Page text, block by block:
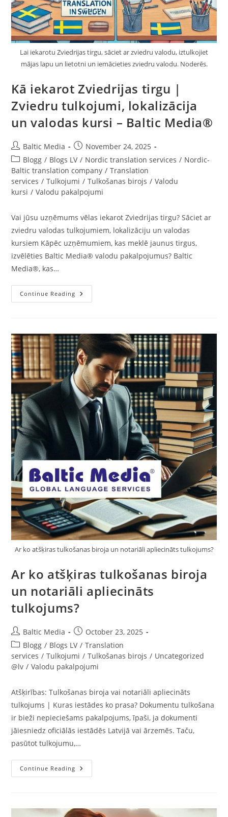
Lai iekarotu Zviedrijas tirgu, sāciet ar zviedru valodu, iztulkojiet
mājas lapu un lietotni un iemācieties zviedru valodu. Noderēs.
Kā iekarot Zviedrijas tirgu |
Zviedru tulkojumi, lokalizācija
un valodas kursi – Baltic Media®
Post
author:
Baltic Media
Post
published:
November 24, 2025
Post
category:
Blogg / Blogs LV / Nordic translation services / Nordic-
Baltic translation company / Translation
services / Tulkojumi / Tulkošanas birojs / Valodu
kursi / Valodu pakalpojumi
Vai jūsu uzņēmums vēlas iekarot Zviedrijas tirgu? Sāciet ar
zviedru valodas tulkojumiem, lokalizāciju un valodas
kursiem Kāpēc uzņēmumiem, kas meklē jaunus tirgus,
izvēlēties Baltic Media® valodu pakalpojumus? Baltic
Media®, kas…
Continue Reading Kā
Iekarot
Tulkojumi,
Lokalizācija
Un
Valodas
Kursi
–
Baltic
Media®
Ar ko atšķiras tulkošanas biroja un notariāli apliecināts tulkojums?
Ar ko atšķiras tulkošanas biroja
un notariāli apliecināts
tulkojums?
Post
author:
Baltic Media
Post
published:
October 23, 2025
Post
category:
Blogg / Blogs LV / Translation
services / Tulkojumi / Tulkošanas birojs / Uncategorized
@lv / Valodu pakalpojumi
Atšķirības: Tulkošanas biroja vai notariāli apliecināts
tulkojums | Kuras iestādes ko prasa? Dokumentu tulkošana
ir bieži nepieciešams pakalpojums, īpaši, ja dokumenti
jāiesniedz oficiālās iestādēs Latvijā vai ārzemēs. Taču,
pasūtot tulkojumu,…
Continue Reading Ar
Ko
Notariāli